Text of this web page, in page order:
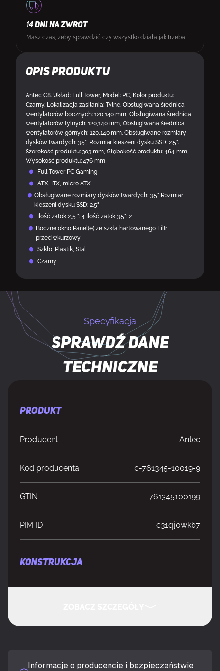
Opis produktu
Antec C8. Układ: Full Tower, Model: PC, Kolor produktu:
Czarny. Lokalizacja zasilania: Tylne. Obsługiwana średnica
wentylatorów bocznych: 120,140 mm, Obsługiwana średnica
wentylatorów tylnych: 120,140 mm, Obsługiwana średnica
wentylatorów górnych: 120,140 mm. Obsługiwane rozmiary
dysków twardych: 3.5", Rozmiar kieszeni dysku SSD: 2.5".
Szerokość produktu: 303 mm, Głębokość produktu: 464 mm,
Wysokość produktu: 476 mm
Full Tower PC Gaming
ATX, ITX, micro ATX
Obsługiwane rozmiary dysków twardych: 3.5" Rozmiar
kieszeni dysku SSD: 2.5"
Ilość zatok 2,5 ": 4 Ilość zatok 3.5": 2
Boczne okno Panel(e) ze szkła hartowanego Filtr
przeciwkurzowy
Szkło, Plastik, Stal
Czarny
14 DNI NA ZWROT
Masz czas, żeby sprawdzić czy wszystko działa jak trzeba!
Specyfikacja
Sprawdź dane
techniczne
PRODUKT
Producent Antec
Kod producenta 0-761345-10019-9
GTIN 761345100199
PIM ID c31qj0wkb7
KONSTRUKCJA
Informacje o producencie i bezpieczeństwie